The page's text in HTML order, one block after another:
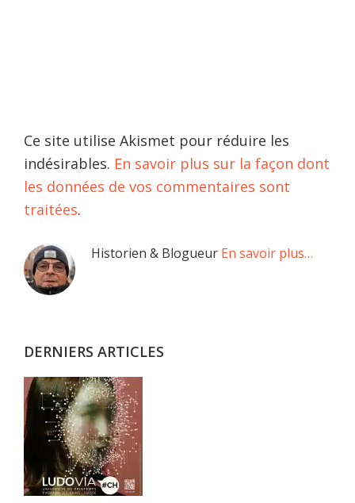
Ce site utilise Akismet pour réduire les
indésirables. En savoir plus sur la façon dont
les données de vos commentaires sont
traitées.
Barre
latérale
Historien & Blogueur En savoir plus…
DERNIERS ARTICLES